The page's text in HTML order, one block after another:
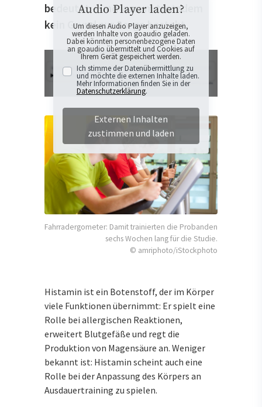
bedeutet – und warum trotzdem
kein Grund zur Sorge besteht.
Audio Player laden?
Um diesen Audio Player anzuzeigen,
werden Inhalte von goaudio geladen.
Dabei könnten personenbezogene Daten
an goaudio übermittelt und Cookies auf
Ihrem Gerät gespeichert werden.
Ich stimme der Datenübermittlung zu
und möchte die externen Inhalte laden.
Mehr Informationen finden Sie in der
Datenschutzerklärung.
Externen Inhalten
zustimmen und laden
Fahrradergometer: Damit trainierten die Probanden
sechs Wochen lang für die Studie.
© amriphoto/iStockphoto
Histamin ist ein Botenstoff, der im Körper
viele Funktionen übernimmt: Er spielt eine
Rolle bei allergischen Reaktionen,
erweitert Blutgefäße und regt die
Produktion von Magensäure an. Weniger
bekannt ist: Histamin scheint auch eine
Rolle bei der Anpassung des Körpers an
Ausdauertraining zu spielen.